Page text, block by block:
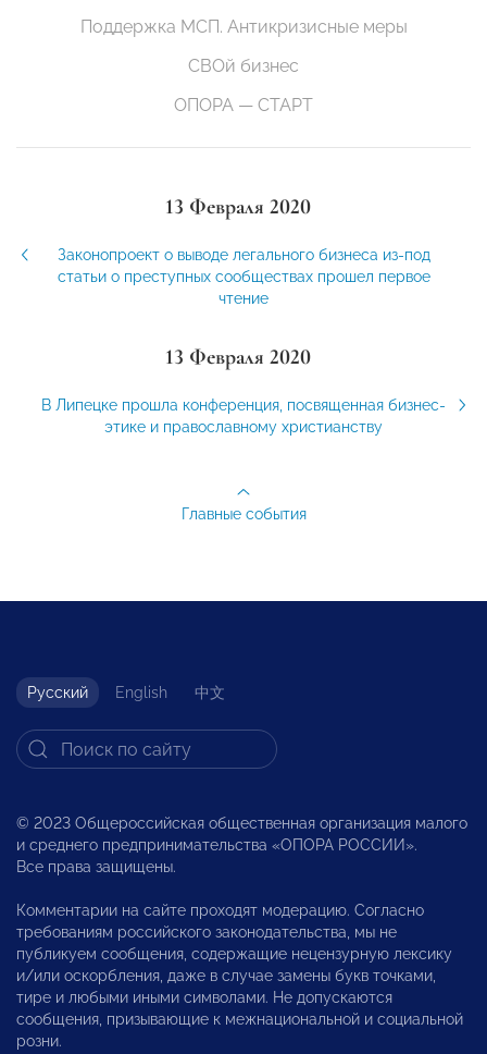
Поддержка МСП. Антикризисные меры
СВОй бизнес
ОПОРА — СТАРТ
13 Февраля 2020
Законопроект о выводе легального бизнеса из-под
статьи о преступных сообществах прошел первое
чтение
13 Февраля 2020
В Липецке прошла конференция, посвященная бизнес-
этике и православному христианству
Главные события
Русский English 中文
© 2023 Общероссийская общественная организация малого
и среднего предпринимательства «ОПОРА РОССИИ».
Все права защищены.
Комментарии на сайте проходят модерацию. Согласно
требованиям российского законодательства, мы не
публикуем сообщения, содержащие нецензурную лексику
и/или оскорбления, даже в случае замены букв точками,
тире и любыми иными символами. Не допускаются
сообщения, призывающие к межнациональной и социальной
розни.